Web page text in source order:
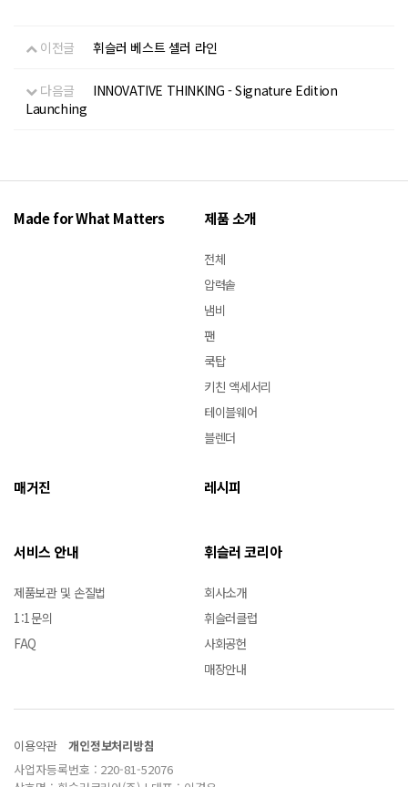
이전글 휘슬러 베스트 셀러 라인
다음글
INNOVATIVE THINKING - Signature Edition
Launching
Made for What Matters 제품 소개
전체
압력솥
냄비
팬
쿡탑
키친 액세서리
테이블웨어
블렌더
매거진 레시피
서비스 안내
제품보관 및 손질법
1:1문의
FAQ
휘슬러 코리아
회사소개
휘슬러클럽
사회공헌
매장안내
이용약관
개인정보처리방침
사업자등록번호 : 220-81-52076